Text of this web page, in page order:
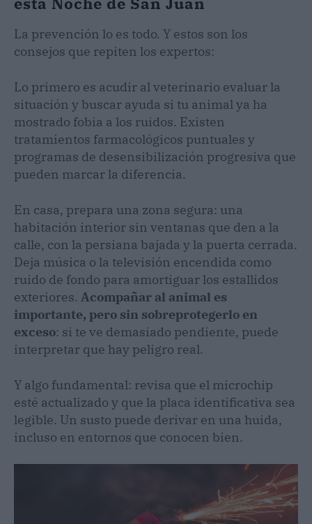
La prevención lo es todo. Y estos son los
consejos que repiten los expertos:
Lo primero es acudir al veterinario evaluar la
situación y buscar ayuda si tu animal ya ha
mostrado fobia a los ruidos. Existen
tratamientos farmacológicos puntuales y
programas de desensibilización progresiva que
pueden marcar la diferencia.
En casa, prepara una zona segura: una
habitación interior sin ventanas que den a la
calle, con la persiana bajada y la puerta cerrada.
Deja música o la televisión encendida como
ruido de fondo para amortiguar los estallidos
exteriores. Acompañar al animal es
importante, pero sin sobreprotegerlo en
exceso: si te ve demasiado pendiente, puede
interpretar que hay peligro real.
Y algo fundamental: revisa que el microchip
esté actualizado y que la placa identificativa sea
legible. Un susto puede derivar en una huida,
incluso en entornos que conocen bien.